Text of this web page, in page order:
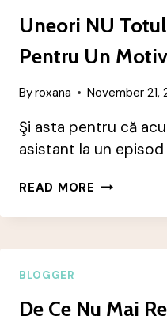
Uneori NU
Pentru Un Motiv
Byroxana November 21,
Şi asta pentru că
asistant la un
READ MORE UNEORI
TOTUL
ÎNTÂMPLĂ
MOTIV
BLOGGER
De Ce Nu Mai